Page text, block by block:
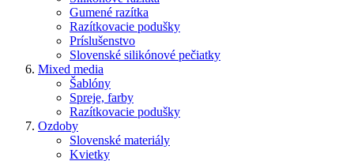
Gumené razítka
Razítkovacie podušky
Príslušenstvo
Slovenské silikónové pečiatky
Mixed media
Šablóny
Spreje, farby
Razítkovacie podušky
Ozdoby
Slovenské materiály
Kvietky